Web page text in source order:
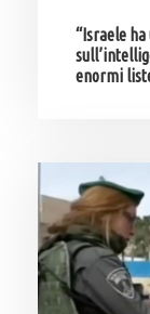
“Israele
enormi